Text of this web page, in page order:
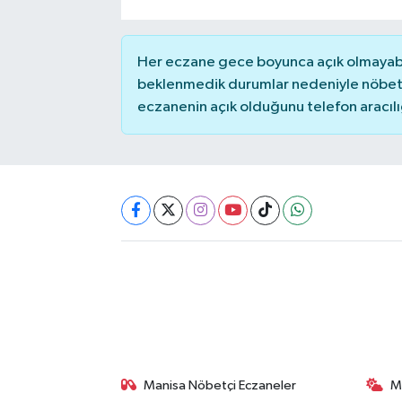
Her eczane gece boyunca açık
beklenmedik durumlar nedeniyle
eczanenin açık olduğunu telefon
Manisa Nöbetçi Eczaneler
Akhisar Emlak